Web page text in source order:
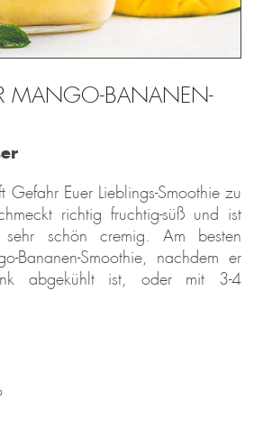
MANGO-BANANEN-
Gefahr Euer Lieblings-Smoothie zu
richtig fruchtig-süß und ist
schön cremig. Am besten
Bananen-Smoothie, nachdem er
abgekühlt ist, oder mit 3-4